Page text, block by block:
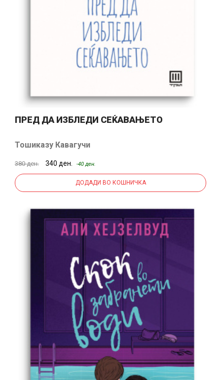
ПРЕД ДА ИЗБЛЕДИ СЕЌАВАЊЕТО
Тошиказу Кавагучи
380 ден. 340 ден. -40 ден.
ДОДАДИ ВО КОШНИЧКА